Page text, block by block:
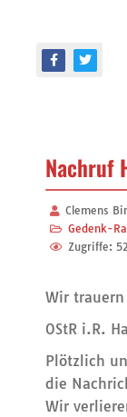
Nachruf
Clemens
Gedenk-
Zugriffe:
Wir
OStR i.R.
Plötzlich
die
Wir